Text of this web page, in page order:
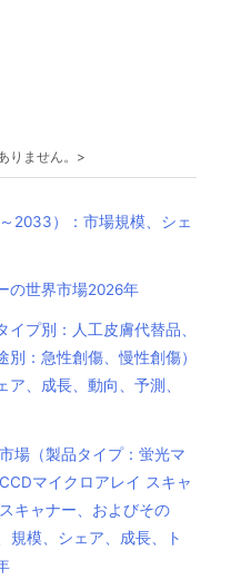
りません。>
2033）：市場規模、シェ
の世界市場2026年
プ別：人工皮膚代替品、
：急性創傷、慢性創傷）
ア、成長、動向、予測、
場（製品タイプ：蛍光マ
マイクロアレイ スキャ
キャナー、およびその
規模、シェア、成長、ト